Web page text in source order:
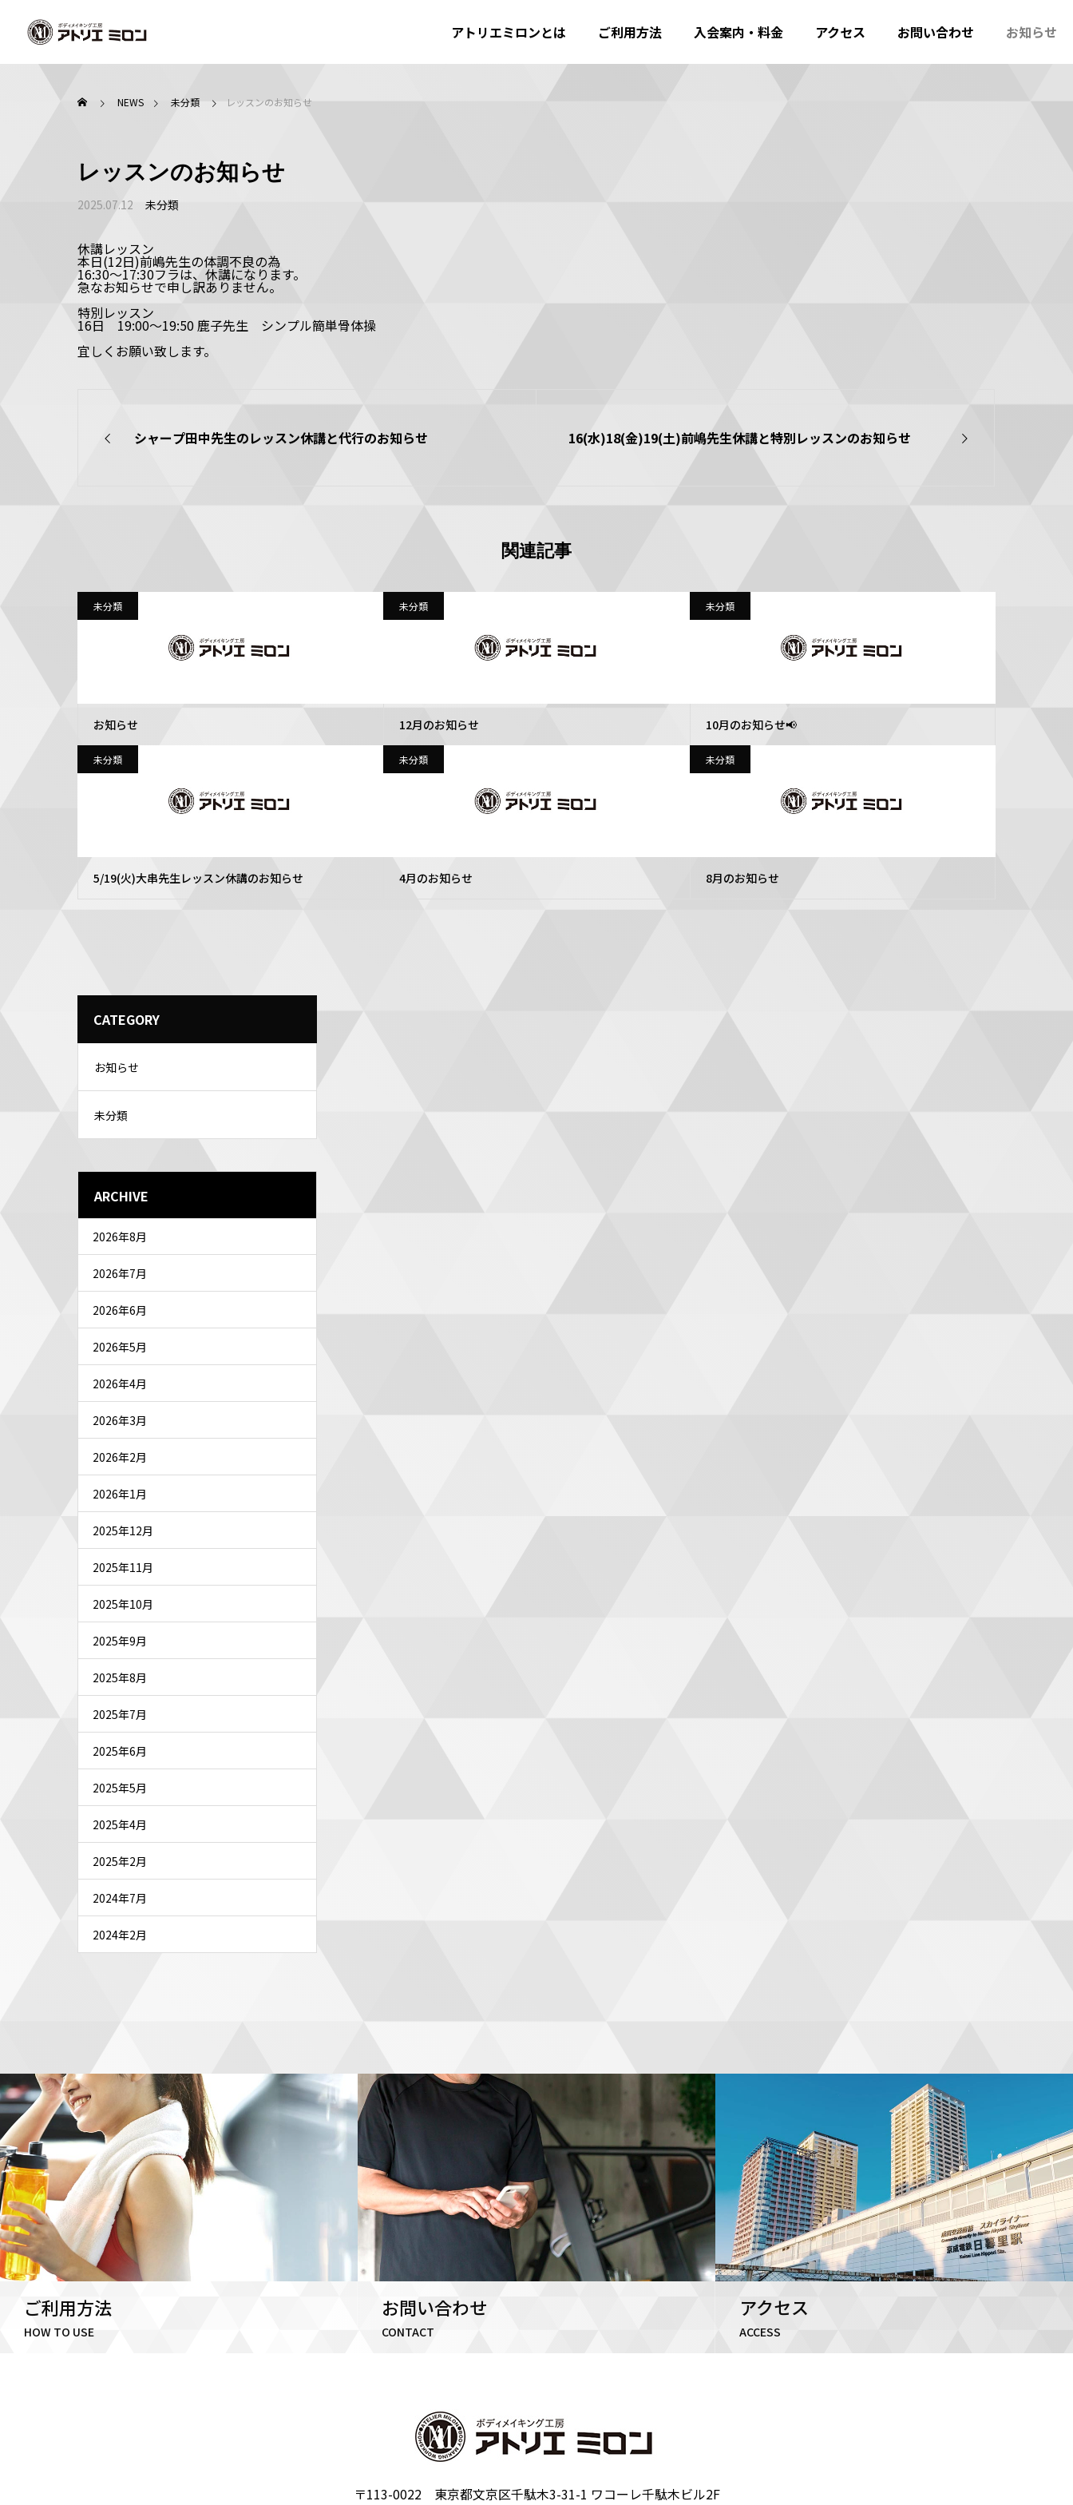
アトリエミロンとは ご利用方法 入会案内・料金 アクセス お問い合わせ お知らせ
NEWS 未分類 レッスンのお知らせ
レッスンのお知らせ
2025.07.12 未分類
休講レッスン
本日(12日)前嶋先生の体調不良の為
16:30〜17:30フラは、休講になります。
急なお知らせで申し訳ありません。
特別レッスン
16日 19:00〜19:50 鹿子先生 シンプル簡単骨体操
宜しくお願い致します。
シャープ田中先生のレッスン休講と代行のお知らせ 16(水)18(金)19(土)前嶋先生休講と特別レッスンのお知らせ
関連記事
未分類
お知らせ
未分類
12月のお知らせ
未分類
10月のお知らせ📢
未分類
5/19(火)大串先生レッスン休講のお知らせ
未分類
4月のお知らせ
未分類
8月のお知らせ
CATEGORY
お知らせ
未分類
ARCHIVE
2026年8月
2026年7月
2026年6月
2026年5月
2026年4月
2026年3月
2026年2月
2026年1月
2025年12月
2025年11月
2025年10月
2025年9月
2025年8月
2025年7月
2025年6月
2025年5月
2025年4月
2025年2月
2024年7月
2024年2月
ご利用方法
HOW TO USE
お問い合わせ
CONTACT
アクセス
ACCESS
〒113-0022 東京都文京区千駄木3-31-1 ワコーレ千駄木ビル2F